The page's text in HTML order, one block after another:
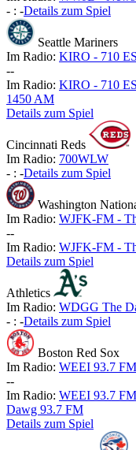
- : -Details zum Spiel
Seattle Mariners
Im Radio: KIRO - 710
--
Im Radio: KIRO - 710
1450 AM
Details zum Spiel
Cincinnati Reds
Im Radio: 700WLW
- : -Details zum Spiel
Washington
Im Radio: WJFK-FM -
--
Im Radio: WJFK-FM -
Details zum Spiel
Athletics
Im Radio: WDGG The
- : -Details zum Spiel
Boston Red Sox
Im Radio: WEEI 93.7
--
Im Radio: WEEI 93.7
Dawg 93.7 FM
Details zum Spiel